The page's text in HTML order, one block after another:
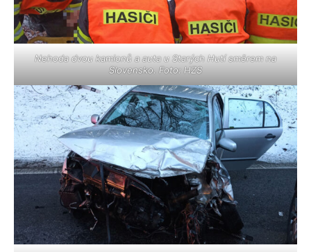
Nehoda dvou kamionů a auta u Starých Hutí směrem na
Slovensko. Foto: HZS